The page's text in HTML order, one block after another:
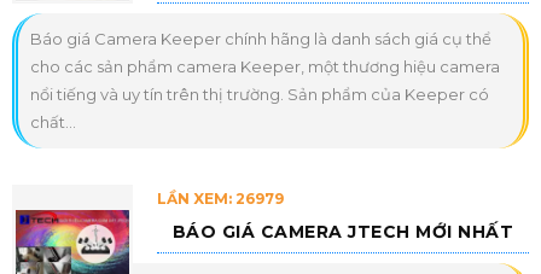
Báo giá Camera Keeper chính hãng là danh sách giá cụ thể
cho các sản phẩm camera Keeper, một thương hiệu camera
nổi tiếng và uy tín trên thị trường. Sản phẩm của Keeper có
chất...
LẦN XEM: 26979
BÁO GIÁ CAMERA JTECH MỚI NHẤT